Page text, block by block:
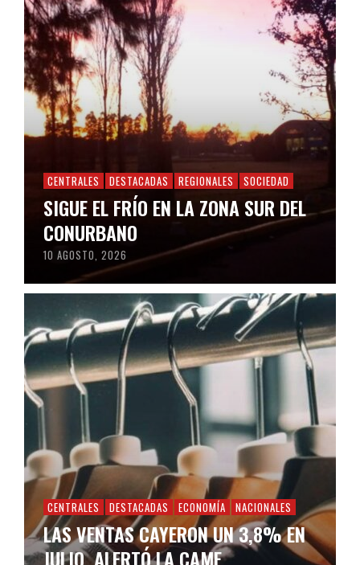
CENTRALES DESTACADAS REGIONALES SOCIEDAD
SIGUE EL FRÍO EN LA ZONA SUR DEL
CONURBANO
10 AGOSTO, 2026
CENTRALES DESTACADAS ECONOMÍA NACIONALES
LAS VENTAS CAYERON UN 3,8% EN
JULIO, ALERTÓ LA CAME